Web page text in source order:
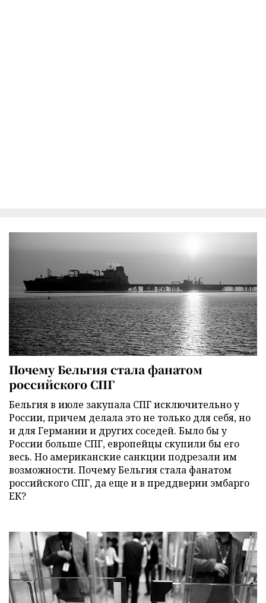
Почему Бельгия стала фанатом
российского СПГ
Бельгия в июле закупала СПГ исключительно у
России, причем делала это не только для себя, но
и для Германии и других соседей. Было бы у
России больше СПГ, европейцы скупили бы его
весь. Но американские санкции подрезали им
возможности. Почему Бельгия стала фанатом
российского СПГ, да еще и в преддверии эмбарго
ЕК?